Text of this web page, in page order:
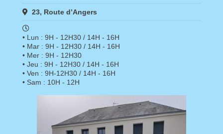
23, Route d’Angers
• Lun : 9H - 12H30 / 14H - 16H
• Mar : 9H - 12H30 / 14H - 16H
• Mer : 9H - 12H30
• Jeu : 9H - 12H30 / 14H - 16H
• Ven : 9H-12H30 / 14H - 16H
• Sam : 10H - 12H